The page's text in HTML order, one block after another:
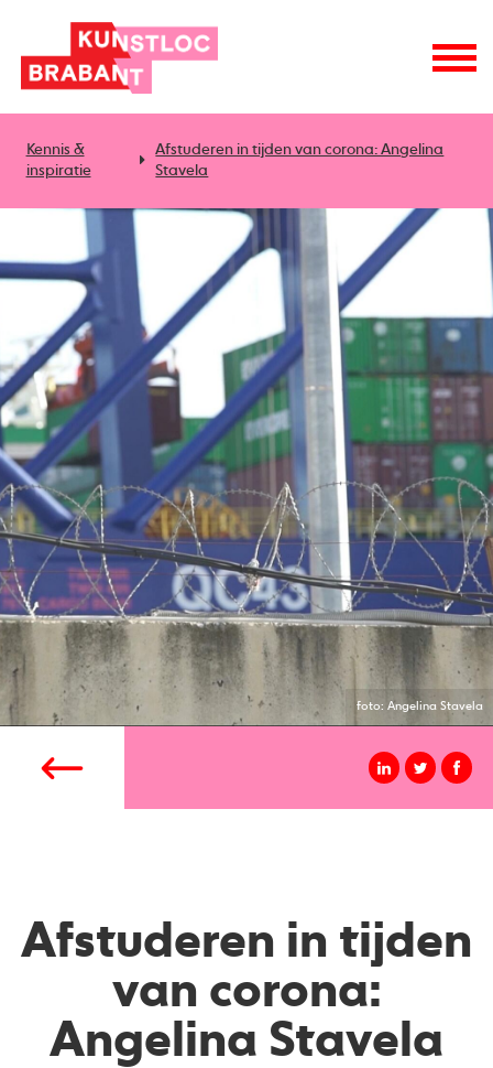
Kennis &
inspiratie
Afstuderen in tijden van corona: Angelina
Stavela
foto: Angelina Stavela
Afstuderen in tijden
van corona:
Angelina Stavela